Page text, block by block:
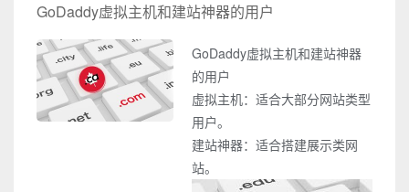
GoDaddy虚拟主机和建站神器的用户
GoDaddy虚拟主机和建站神器
的用户
虚拟主机：适合大部分网站类型
用户。
建站神器：适合搭建展示类网
站。